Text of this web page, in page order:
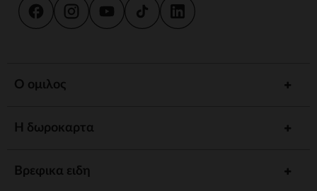
Ο ομιλος
Η δωροκαρτα
Βρεφικα ειδη